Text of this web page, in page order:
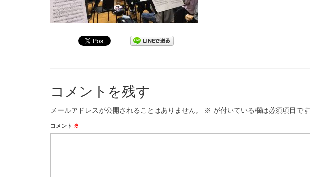
コメントを残す
メールアドレスが公開されることはありません。 ※ が付いている欄は必須項目です
コメント ※